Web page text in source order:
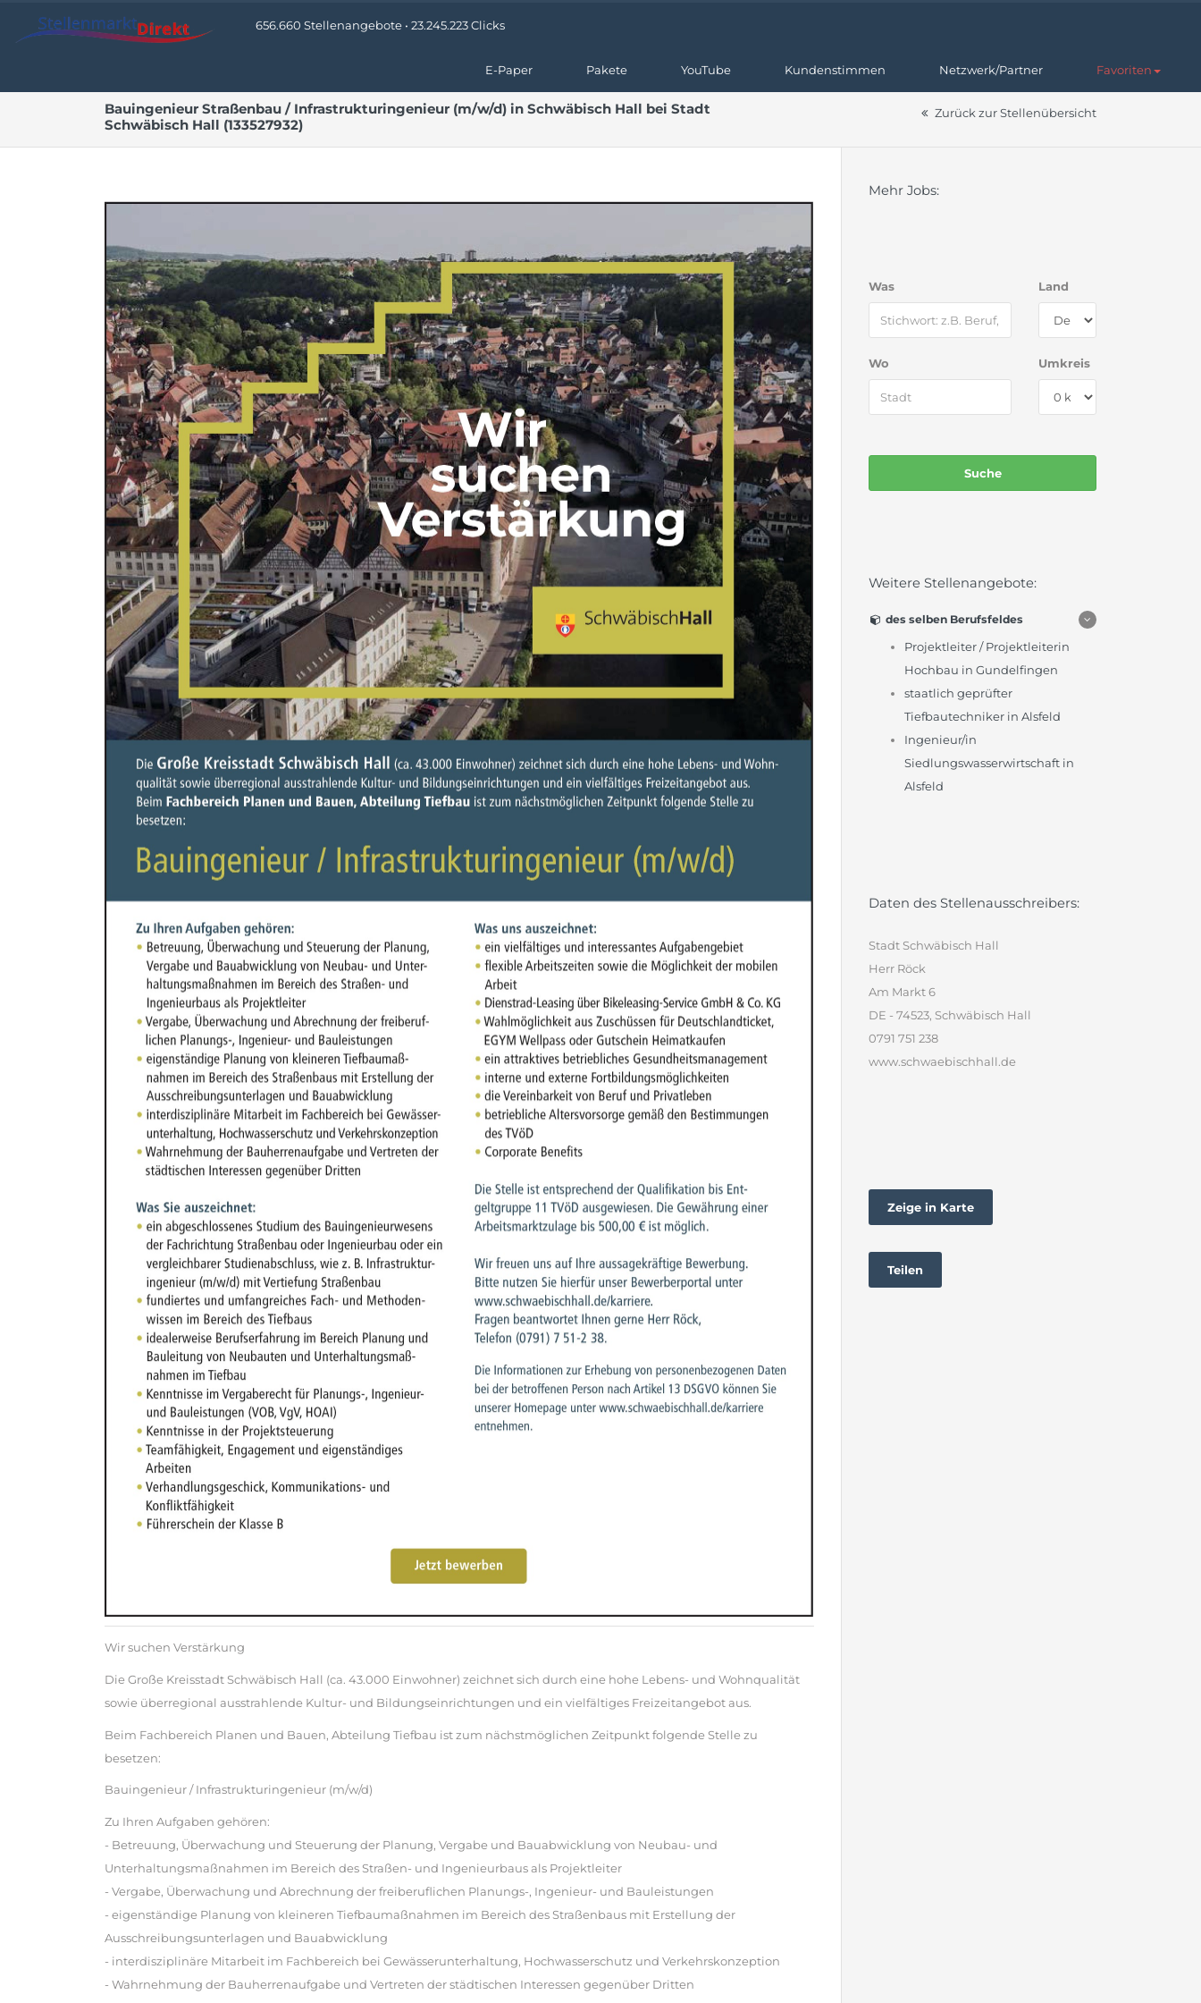
656.660 Stellenangebote • 23.245.223 Clicks
E-Paper Pakete YouTube Kundenstimmen Netzwerk/Partner Favoriten
Bauingenieur Straßenbau / Infrastrukturingenieur (m/w/d) in Schwäbisch Hall bei Stadt
Schwäbisch Hall (133527932)
Zurück zur Stellenübersicht
Wir suchen Verstärkung
Die Große Kreisstadt Schwäbisch Hall (ca. 43.000 Einwohner) zeichnet sich durch eine hohe Lebens- und Wohnqualität
sowie überregional ausstrahlende Kultur- und Bildungseinrichtungen und ein vielfältiges Freizeitangebot aus.
Beim Fachbereich Planen und Bauen, Abteilung Tiefbau ist zum nächstmöglichen Zeitpunkt folgende Stelle zu
besetzen:
Bauingenieur / Infrastrukturingenieur (m/w/d)
Zu Ihren Aufgaben gehören:
- Betreuung, Überwachung und Steuerung der Planung, Vergabe und Bauabwicklung von Neubau- und
Unterhaltungsmaßnahmen im Bereich des Straßen- und Ingenieurbaus als Projektleiter
- Vergabe, Überwachung und Abrechnung der freiberuflichen Planungs-, Ingenieur- und Bauleistungen
- eigenständige Planung von kleineren Tiefbaumaßnahmen im Bereich des Straßenbaus mit Erstellung der
Ausschreibungsunterlagen und Bauabwicklung
- interdisziplinäre Mitarbeit im Fachbereich bei Gewässerunterhaltung, Hochwasserschutz und Verkehrskonzeption
- Wahrnehmung der Bauherrenaufgabe und Vertreten der städtischen Interessen gegenüber Dritten
Mehr Jobs:
Was Land
Wo Umkreis
Weitere Stellenangebote:
des selben Berufsfeldes
Projektleiter / Projektleiterin
Hochbau in Gundelfingen
staatlich geprüfter
Tiefbautechniker in Alsfeld
Ingenieur/in
Siedlungswasserwirtschaft in
Alsfeld
Daten des Stellenausschreibers:
Stadt Schwäbisch Hall
Herr Röck
Am Markt 6
DE - 74523, Schwäbisch Hall
0791 751 238
www.schwaebischhall.de
Zeige in Karte
Teilen